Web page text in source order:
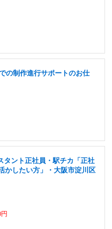
の制作進行サポートのお仕
ント正社員・駅チカ「正社
かしたい方」・大阪市淀川区